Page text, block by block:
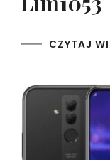
CZYTAJ